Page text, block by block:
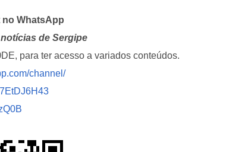
no WhatsApp
de Sergipe
para ter acesso a variados conteúdos.
channel/